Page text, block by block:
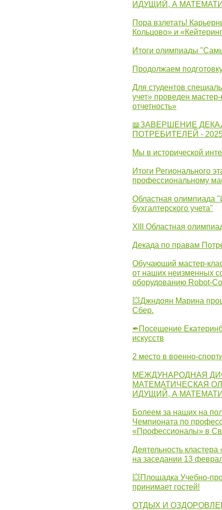
ИДУЩИЙ, А
Пора взлетать!
Кольцово» и
Итоги олимпиады
Продолжаем
Для студентов
учет» проведен
отчетность»
📖ЗАВЕРШЕНИЕ
ПОТРЕБИТЕЛЕЙ -
Мы в исторической
Итоги Регионального
профессиональному
Областная олимпиада
бухгалтерского учета"
XIII Областная
Декада по правам
Обучающий мастер-
от наших неизменных
оборудованию Robot-
💥Джндоян Марина
Сбер.
✒Посещение
искусств
2 место в военно-
МЕЖДУНАРОДНАЯ
МАТЕМАТИЧЕСКАЯ
ИДУЩИЙ, А
Болеем за наших на
Чемпионата по
«Профессионалы» в
Деятельность
на заседании 13
💥Площадка Учебно-
принимает гостей!
ОТДЫХ И